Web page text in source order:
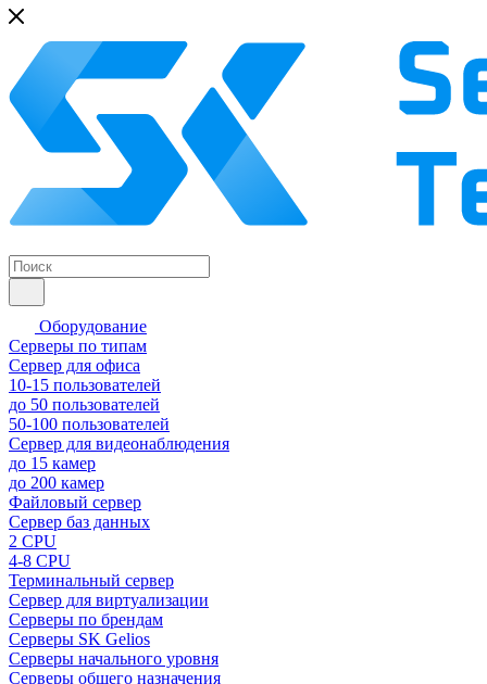
Оборудование
Серверы по типам
Сервер для офиса
10-15 пользователей
до 50 пользователей
50-100 пользователей
Сервер для видеонаблюдения
до 15 камер
до 200 камер
Файловый сервер
Сервер баз данных
2 CPU
4-8 CPU
Терминальный сервер
Сервер для виртуализации
Серверы по брендам
Серверы SK Gelios
Серверы начального уровня
Серверы общего назначения